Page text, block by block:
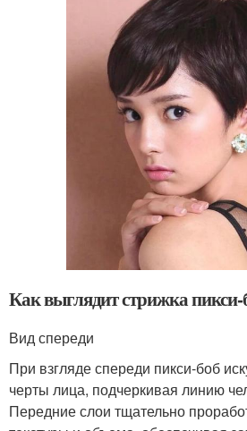
Как выглядит стрижка пикси-
Вид спереди
При взгляде спереди пикси-боб
черты лица, подчеркивая линию
Передние слои тщательно